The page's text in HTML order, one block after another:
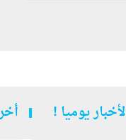
يوميا !